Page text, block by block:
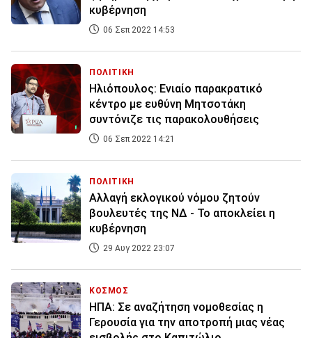
κυβέρνηση
06 Σεπ 2022 14:53
ΠΟΛΙΤΙΚΗ
Ηλιόπουλος: Ενιαίο παρακρατικό
κέντρο με ευθύνη Μητσοτάκη
συντόνιζε τις παρακολουθήσεις
06 Σεπ 2022 14:21
ΠΟΛΙΤΙΚΗ
Αλλαγή εκλογικού νόμου ζητούν
βουλευτές της ΝΔ - Το αποκλείει η
κυβέρνηση
29 Αυγ 2022 23:07
ΚΟΣΜΟΣ
ΗΠΑ: Σε αναζήτηση νομοθεσίας η
Γερουσία για την αποτροπή μιας νέας